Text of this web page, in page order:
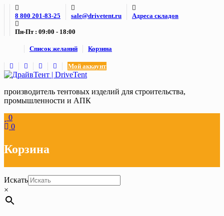
Skip
content
8 800 201-83-25 sale@drivetent.ru Адреса складов
Пн-Пт : 09:00 - 18:00
Список желаний Корзина
Мой аккаунт
производитель тентовых изделий для строительства,
промышленности и АПК
0
0
Корзина
Искать
×